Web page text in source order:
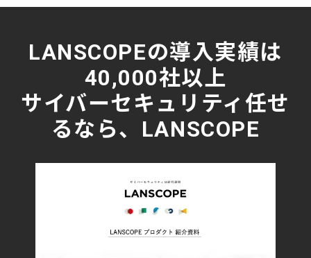
LANSCOPEの導入実績は
40,000社以上
サイバーセキュリティ任せ
るなら、LANSCOPE